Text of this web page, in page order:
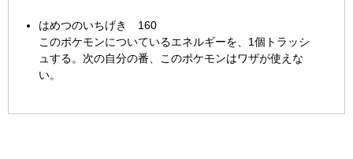
はめつのいちげき 160
このポケモンについているエネルギーを、1個トラッシ
ュする。次の自分の番、このポケモンはワザが使えな
い。